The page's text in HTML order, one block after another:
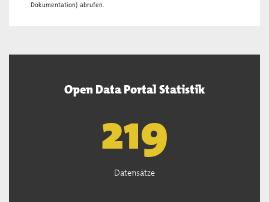
Dokumentation) abrufen.
Open Data Portal Statistik
221
Datensätze